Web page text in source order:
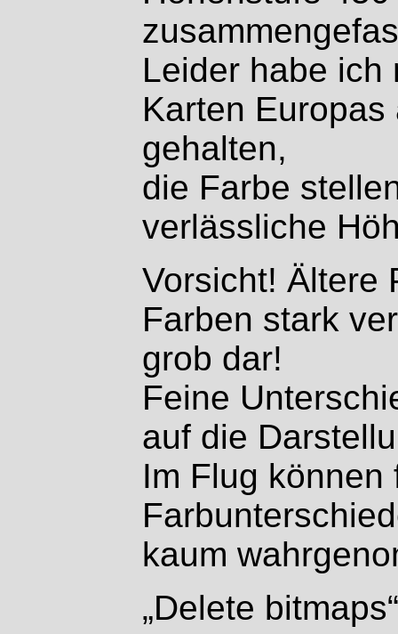
Leider habe ich
Karten
gehalten,
die Farbe
verlässliche
Vorsicht! Ältere
Farben stark
grob dar!
Feine
auf die
Im Flug können
kaum
„Delete